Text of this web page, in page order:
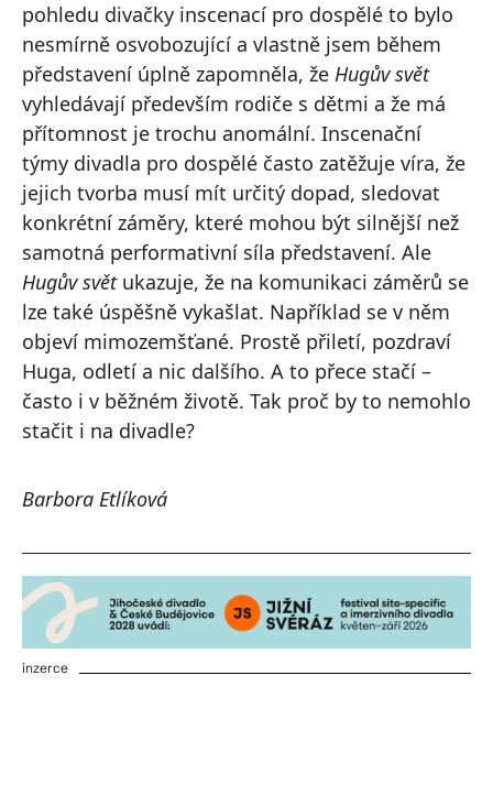
pohledu divačky inscenací pro dospělé to bylo
nesmírně osvobozující a vlastně jsem během
představení úplně zapomněla, že Hugův svět
vyhledávají především rodiče s dětmi a že má
přítomnost je trochu anomální. Inscenační
týmy divadla pro dospělé často zatěžuje víra, že
jejich tvorba musí mít určitý dopad, sledovat
konkrétní záměry, které mohou být silnější než
samotná performativní síla představení. Ale
Hugův světukazuje, že na komunikaci záměrů se
lze také úspěšně vykašlat. Například se v něm
objeví mimozemšťané. Prostě přiletí, pozdraví
Huga, odletí a nic dalšího. A to přece stačí –
často i v běžném životě. Tak proč by to nemohlo
stačit i na divadle?
Barbora Etlíková
inzerce